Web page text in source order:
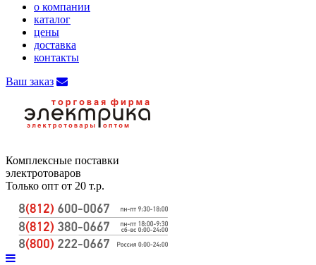
о компании
каталог
цены
доставка
контакты
Ваш заказ
Комплексные поставки
электротоваров
Только опт от 20 т.р.